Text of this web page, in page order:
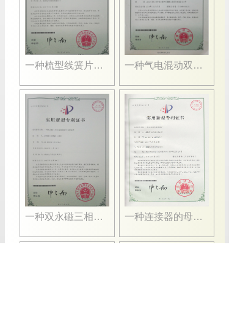
一种梳型线簧片卡槽配合插孔组件 一种气电混动双驱接触器
一种双永磁三相交流接触器的电磁系统 一种连接器的母接端子